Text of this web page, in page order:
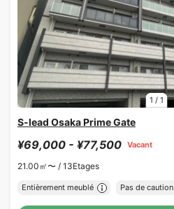
1 / 1
S-lead Osaka Prime Gate
¥69,000 - ¥77,500 Vacant
21.00㎡〜 / 13Etages
Entièrement meublé Pas de caution